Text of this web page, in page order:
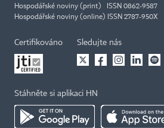
Hospodářské noviny (print) ISSN 0862-9587
Hospodářské noviny (online) ISSN 2787-950X
Certifikováno Sledujte nás
Stáhněte si aplikaci HN